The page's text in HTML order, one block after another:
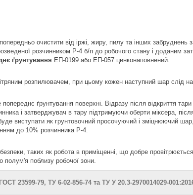
очистити від іржі, жиру, пилу та інших забруднень
розчинником Р-4 б/п до робочого стану і доданим
ґрунтування ЕП-0199 або ЕП-057 цинконаповнений.
розпилювачем, при цьому кожен наступний шар слід
попереднє ґрунтування поверхні. Відразу після відкриття
і затверджувач в тару підтримуючи оберти міксера,
виступати як грунтовочний просочуючий і зміцнюючий
до 10% розчинника Р-4.
таких як робота в приміщенні, що добре
полум'я поблизу робочої зони.
23599-79, ТУ 6-02-856-74 та ТУ У 20.3-2970014029-